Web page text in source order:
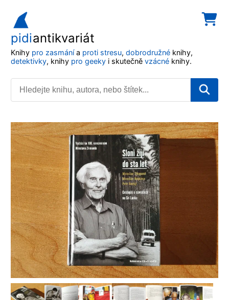
pidiantikvariát
Knihy pro zasmánía proti stresu, dobrodružné knihy,
detektivky, knihy pro geeky i skutečně vzácné knihy.